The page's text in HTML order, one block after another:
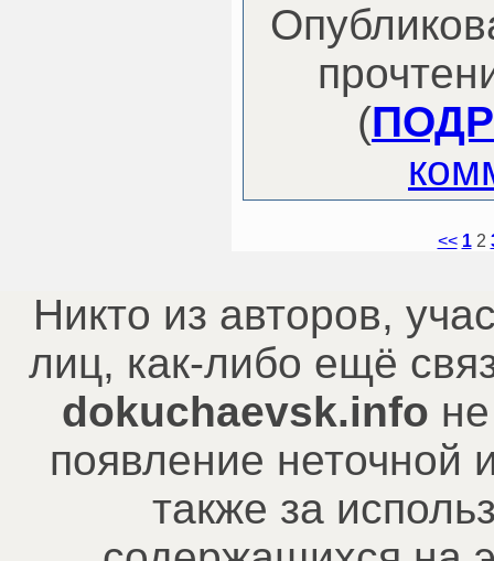
(
<< 1 2
Никто из авторов,
лиц, как-либо ещё
dokuchaevsk.info
появление
также за